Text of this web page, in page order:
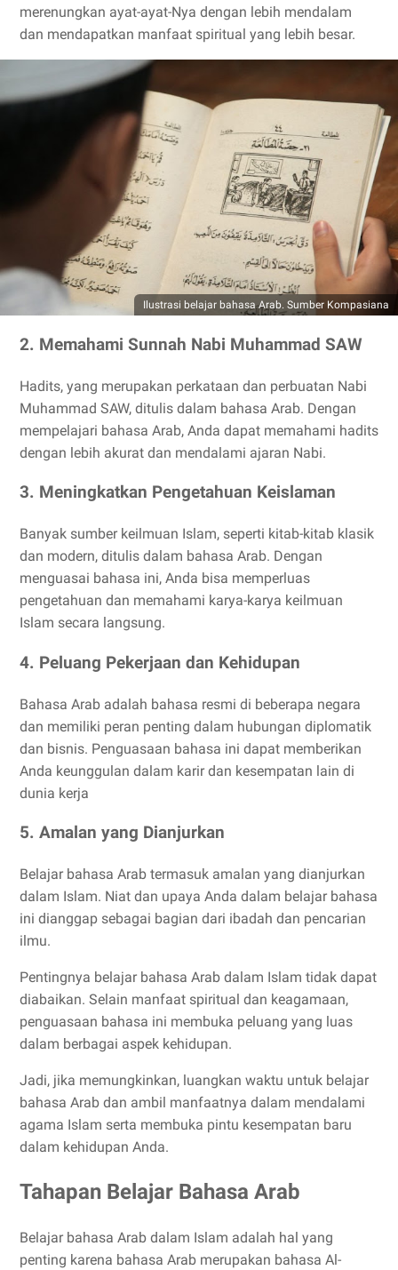
merenungkan ayat-ayat-Nya dengan lebih mendalam
dan mendapatkan manfaat spiritual yang lebih besar.
Ilustrasi belajar bahasa Arab. Sumber Kompasiana
2. Memahami Sunnah Nabi Muhammad SAW
Hadits, yang merupakan perkataan dan perbuatan Nabi
Muhammad SAW, ditulis dalam bahasa Arab. Dengan
mempelajari bahasa Arab, Anda dapat memahami hadits
dengan lebih akurat dan mendalami ajaran Nabi.
3. Meningkatkan Pengetahuan Keislaman
Banyak sumber keilmuan Islam, seperti kitab-kitab klasik
dan modern, ditulis dalam bahasa Arab. Dengan
menguasai bahasa ini, Anda bisa memperluas
pengetahuan dan memahami karya-karya keilmuan
Islam secara langsung.
4. Peluang Pekerjaan dan Kehidupan
Bahasa Arab adalah bahasa resmi di beberapa negara
dan memiliki peran penting dalam hubungan diplomatik
dan bisnis. Penguasaan bahasa ini dapat memberikan
Anda keunggulan dalam karir dan kesempatan lain di
dunia kerja
5. Amalan yang Dianjurkan
Belajar bahasa Arab termasuk amalan yang dianjurkan
dalam Islam. Niat dan upaya Anda dalam belajar bahasa
ini dianggap sebagai bagian dari ibadah dan pencarian
ilmu.
Pentingnya belajar bahasa Arab dalam Islam tidak dapat
diabaikan. Selain manfaat spiritual dan keagamaan,
penguasaan bahasa ini membuka peluang yang luas
dalam berbagai aspek kehidupan.
Jadi, jika memungkinkan, luangkan waktu untuk belajar
bahasa Arab dan ambil manfaatnya dalam mendalami
agama Islam serta membuka pintu kesempatan baru
dalam kehidupan Anda.
Tahapan Belajar Bahasa Arab
Belajar bahasa Arab dalam Islam adalah hal yang
penting karena bahasa Arab merupakan bahasa Al-